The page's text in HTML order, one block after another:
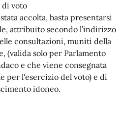
di voto
accolta, basta presentarsi
attribuito secondo l’indirizzo
consultazioni, muniti della
(valida solo per Parlamento
e che viene consegnata
per l'esercizio del voto) e di
idoneo.